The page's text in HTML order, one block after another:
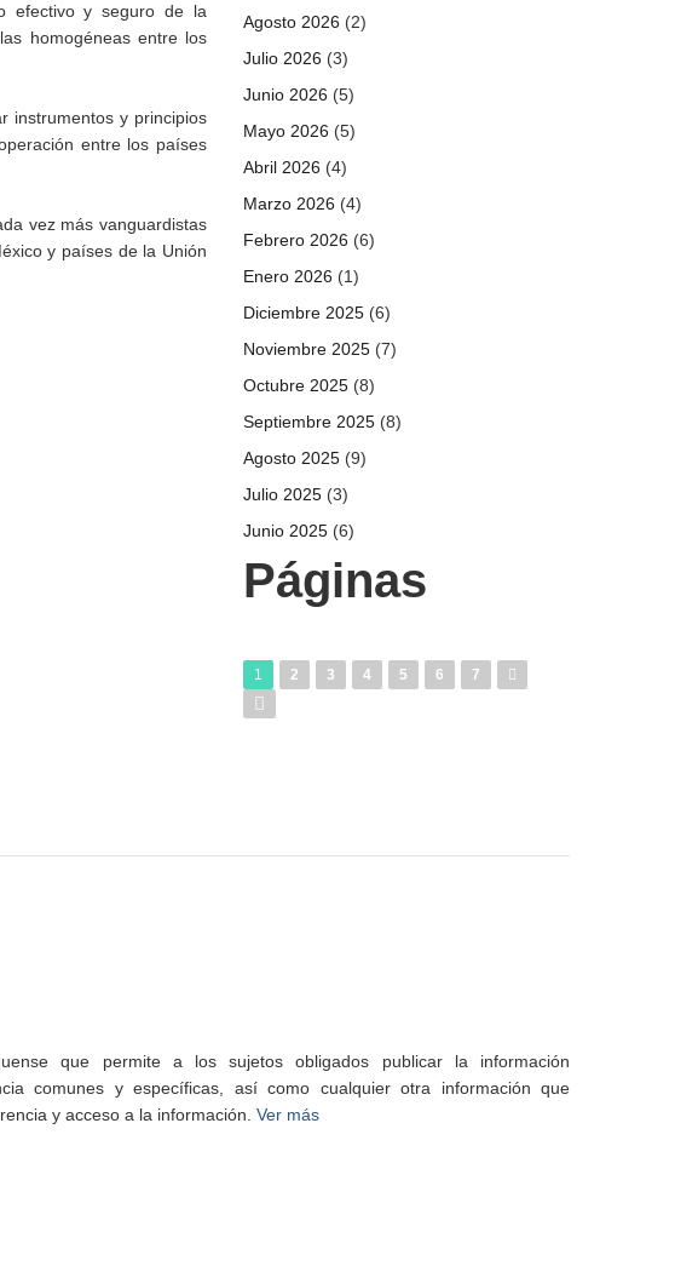
efectivo y seguro de la
homogéneas entre los
instrumentos y principios
entre los países
vez más vanguardistas
y países de la Unión
Agosto 2026 (2)
Julio 2026 (3)
Junio 2026 (5)
Mayo 2026 (5)
Abril 2026 (4)
Marzo 2026 (4)
Febrero 2026 (6)
Enero 2026 (1)
Diciembre 2025 (6)
Noviembre 2025 (7)
Octubre 2025 (8)
Septiembre 2025 (8)
Agosto 2025 (9)
Julio 2025 (3)
Junio 2025 (6)
Páginas
1 2 3 4 5 6 7
que permite a los sujetos obligados publicar la información
comunes y específicas, así como cualquier otra información que
y acceso a la información. Ver más